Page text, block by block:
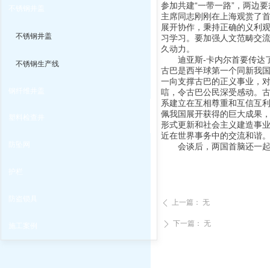
ꄴ 上一篇： 无
参加共建“一带一路”，两边
主席同志刚刚在上海观赏了
展开协作，秉持正确的义利
习学习。要加强人文范畴交
久动力。
迪亚斯-卡内尔首要传达了
古巴是西半球第一个同新我
一向支撑古巴的正义事业，
唁，令古巴公民深受感动。
系建立在互相尊重和互信互
佩我国展开获得的巨大成果
形式更新和社会主义建造事
近在世界事务中的交流和谐。
会谈后，两国首脑还一起
ꄲ 下一篇： 无
不锈钢井盖
不锈钢生产线